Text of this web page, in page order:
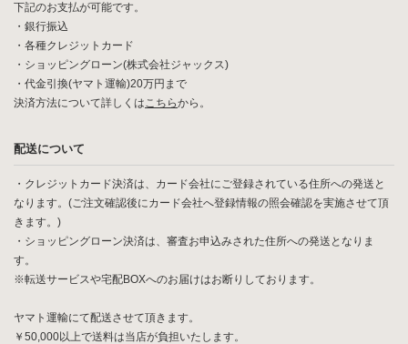
下記のお支払が可能です。
・銀行振込
・各種クレジットカード
・ショッピングローン(株式会社ジャックス)
・代金引換(ヤマト運輸)20万円まで
決済方法について詳しくはこちらから。
配送について
・クレジットカード決済は、カード会社にご登録されている住所への発送と
なります。(ご注文確認後にカード会社へ登録情報の照会確認を実施させて頂
きます。)
・ショッピングローン決済は、審査お申込みされた住所への発送となりま
す。
※転送サービスや宅配BOXへのお届けはお断りしております。
ヤマト運輸にて配送させて頂きます。
￥50,000以上で送料は当店が負担いたします。